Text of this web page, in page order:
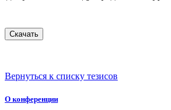
Вернуться к списку тезисов
О конференции